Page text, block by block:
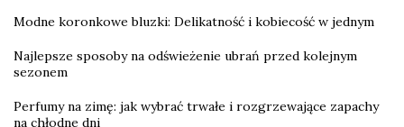
Modne koronkowe bluzki: Delikatność i kobiecość w jednym
Najlepsze sposoby na odświeżenie ubrań przed kolejnym
sezonem
Perfumy na zimę: jak wybrać trwałe i rozgrzewające zapachy
na chłodne dni